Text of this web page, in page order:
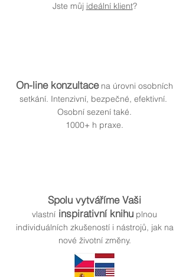
Jste můj ideální klient?
On-line konzultacena úrovni osobních
setkání. Intenzivní, bezpečné, efektivní.
Osobní sezení také.
1000+ h praxe.
Spolu vytváříme Vaši
vlastní inspirativní knihu plnou
individuálních zkušeností i nástrojů, jak na
nové životní změny.